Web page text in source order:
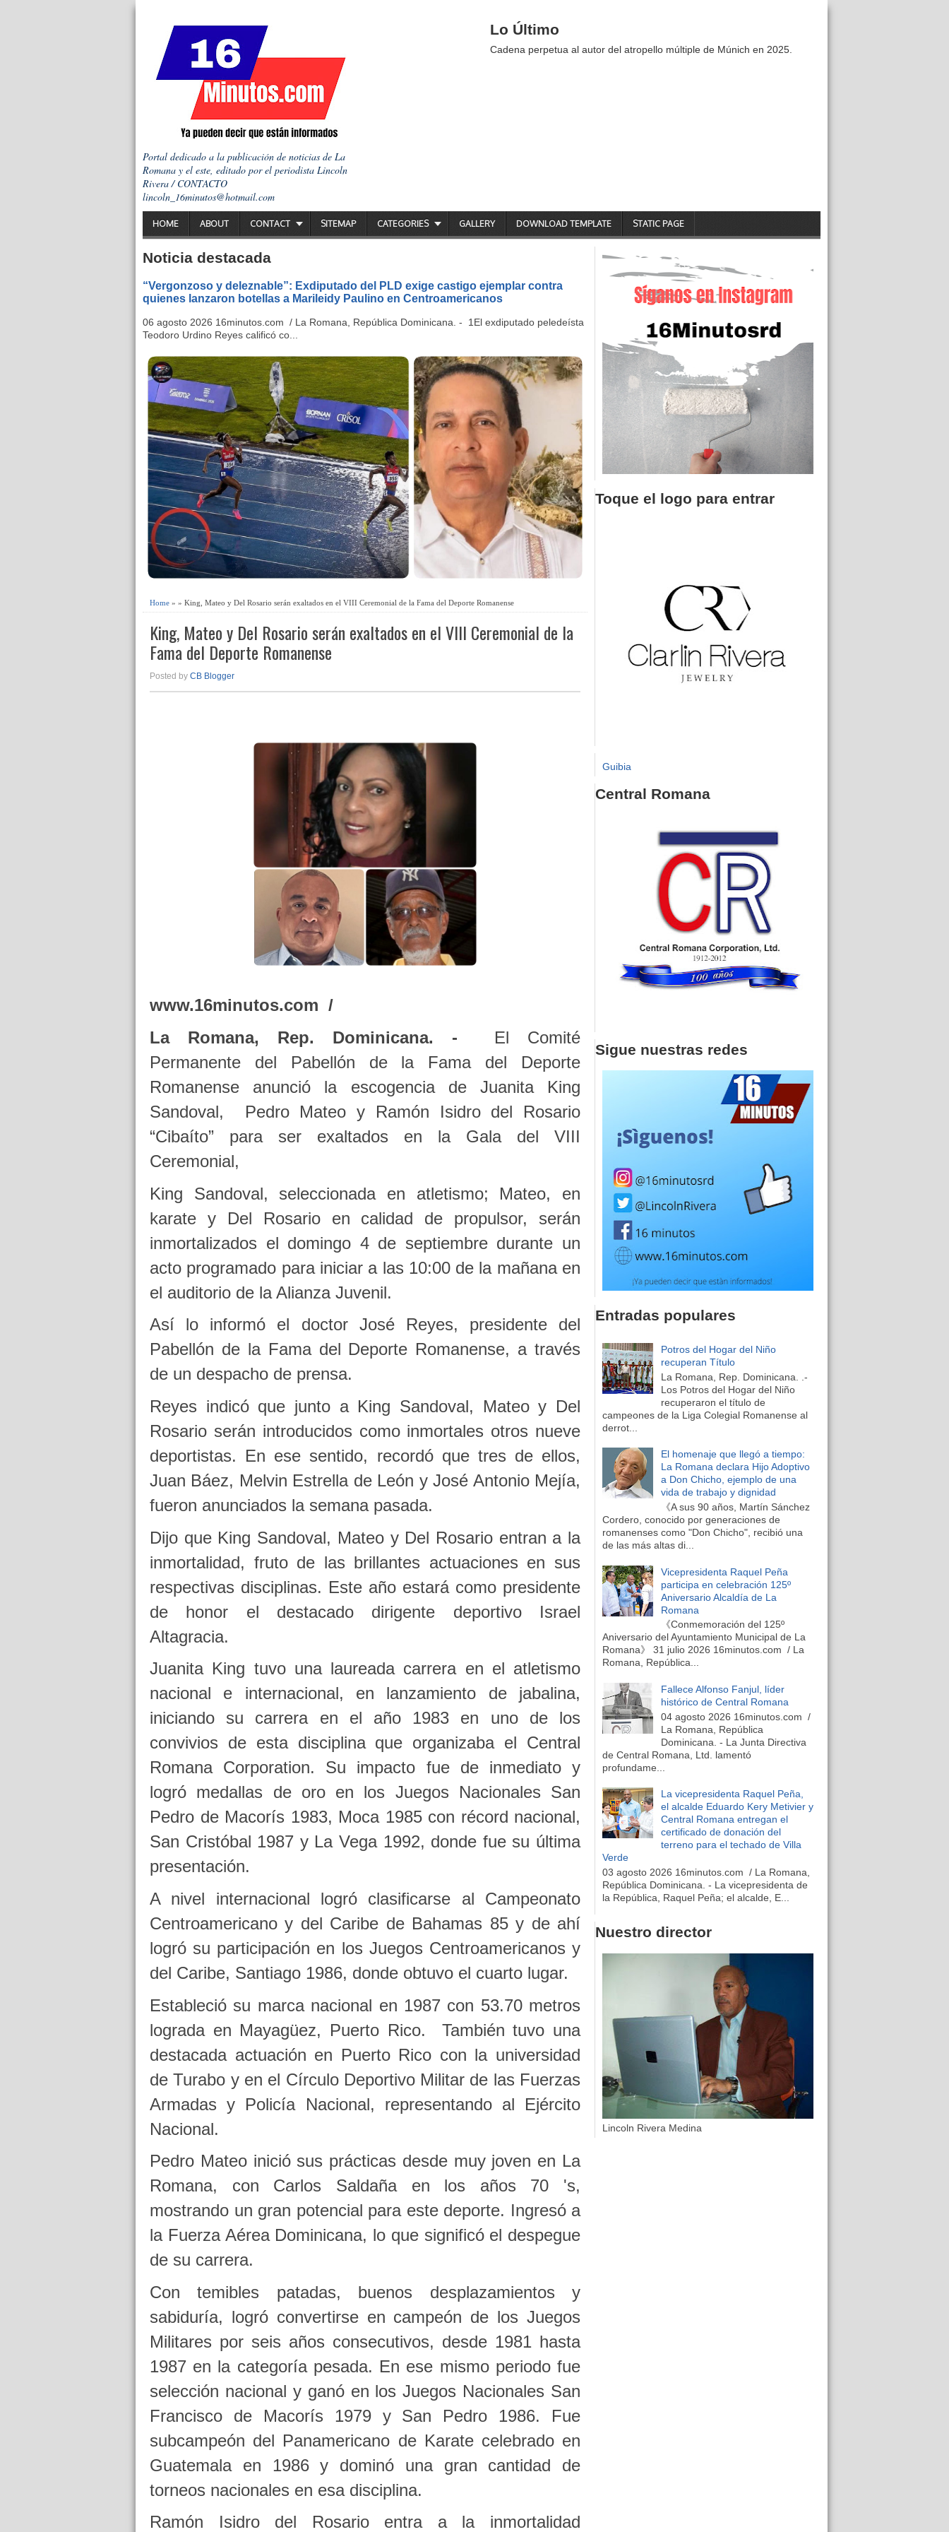
Portal dedicado a la publicación de noticias de La
Romana y el este, editado por el periodista Lincoln
Rivera / CONTACTO
lincoln_16minutos@hotmail.com
Lo Último
Cadena perpetua al autor del atropello múltiple de Múnich en 2025.
HOME ABOUT CONTACT SITEMAP CATEGORIES GALLERY DOWNLOAD TEMPLATE STATIC PAGE
Noticia destacada
“Vergonzoso y deleznable”: Exdiputado del PLD exige castigo ejemplar contra
quienes lanzaron botellas a Marileidy Paulino en Centroamericanos
06 agosto 2026 16minutos.com / La Romana, República Dominicana. - 1El exdiputado peledeísta
Teodoro Urdino Reyes calificó co...
Home » » King, Mateo y Del Rosario serán exaltados en el VIII Ceremonial de la Fama del Deporte Romanense
King, Mateo y Del Rosario serán exaltados en el VIII Ceremonial de la
Fama del Deporte Romanense
Posted by CB Blogger
www.16minutos.com /
La Romana, Rep. Dominicana. -
El Comité
Permanente del Pabellón de la Fama del Deporte
Romanense anunció la escogencia de Juanita King
Sandoval, Pedro Mateo y Ramón Isidro del Rosario
“Cibaíto” para ser exaltados en la Gala del VIII
Ceremonial,
King Sandoval, seleccionada en atletismo; Mateo, en
karate y Del Rosario en calidad de propulsor, serán
inmortalizados el domingo 4 de septiembre durante un
acto programado para iniciar a las 10:00 de la mañana en
el auditorio de la Alianza Juvenil.
Así lo informó el doctor José Reyes, presidente del
Pabellón de la Fama del Deporte Romanense, a través
de un despacho de prensa.
Reyes indicó que junto a King Sandoval, Mateo y Del
Rosario serán introducidos como inmortales otros nueve
deportistas. En ese sentido, recordó que tres de ellos,
Juan Báez, Melvin Estrella de León y José Antonio Mejía,
fueron anunciados la semana pasada.
Dijo que King Sandoval, Mateo y Del Rosario entran a la
inmortalidad, fruto de las brillantes actuaciones en sus
respectivas disciplinas. Este año estará como presidente
de honor el destacado dirigente deportivo Israel
Altagracia.
Juanita King tuvo una laureada carrera en el atletismo
nacional e internacional, en lanzamiento de jabalina,
iniciando su carrera en el año 1983 en uno de los
convivios de esta disciplina que organizaba el Central
Romana Corporation. Su impacto fue de inmediato y
logró medallas de oro en los Juegos Nacionales San
Pedro de Macorís 1983, Moca 1985 con récord nacional,
San Cristóbal 1987 y La Vega 1992, donde fue su última
presentación.
A nivel internacional logró clasificarse al Campeonato
Centroamericano y del Caribe de Bahamas 85 y de ahí
logró su participación en los Juegos Centroamericanos y
del Caribe, Santiago 1986, donde obtuvo el cuarto lugar.
Estableció su marca nacional en 1987 con 53.70 metros
lograda en Mayagüez, Puerto Rico. También tuvo una
destacada actuación en Puerto Rico con la universidad
de Turabo y en el Círculo Deportivo Militar de las Fuerzas
Armadas y Policía Nacional, representando al Ejército
Nacional.
Pedro Mateo inició sus prácticas desde muy joven en La
Romana, con Carlos Saldaña en los años 70 's,
mostrando un gran potencial para este deporte. Ingresó a
la Fuerza Aérea Dominicana, lo que significó el despegue
de su carrera.
Con temibles patadas, buenos desplazamientos y
sabiduría, logró convertirse en campeón de los Juegos
Militares por seis años consecutivos, desde 1981 hasta
1987 en la categoría pesada. En ese mismo periodo fue
selección nacional y ganó en los Juegos Nacionales San
Francisco de Macorís 1979 y San Pedro 1986. Fue
subcampeón del Panamericano de Karate celebrado en
Guatemala en 1986 y dominó una gran cantidad de
torneos nacionales en esa disciplina.
Ramón Isidro del Rosario entra a la inmortalidad
Toque el logo para entrar
Guibia
Central Romana
Sigue nuestras redes
Entradas populares
Potros del Hogar del Niño
recuperan Título
La Romana, Rep. Dominicana. .-
Los Potros del Hogar del Niño
recuperaron el título de
campeones de la Liga Colegial Romanense al
derrot...
El homenaje que llegó a tiempo:
La Romana declara Hijo Adoptivo
a Don Chicho, ejemplo de una
vida de trabajo y dignidad
《A sus 90 años, Martín Sánchez
Cordero, conocido por generaciones de
romanenses como "Don Chicho", recibió una
de las más altas di...
Vicepresidenta Raquel Peña
participa en celebración 125º
Aniversario Alcaldía de La
Romana
《Conmemoración del 125º
Aniversario del Ayuntamiento Municipal de La
Romana》 31 julio 2026 16minutos.com / La
Romana, República...
Fallece Alfonso Fanjul, líder
histórico de Central Romana
04 agosto 2026 16minutos.com /
La Romana, República
Dominicana. - La Junta Directiva
de Central Romana, Ltd. lamentó
profundame...
La vicepresidenta Raquel Peña,
el alcalde Eduardo Kery Metivier y
Central Romana entregan el
certificado de donación del
terreno para el techado de Villa
Verde
03 agosto 2026 16minutos.com / La Romana,
República Dominicana. - La vicepresidenta de
la República, Raquel Peña; el alcalde, E...
Nuestro director
Lincoln Rivera Medina